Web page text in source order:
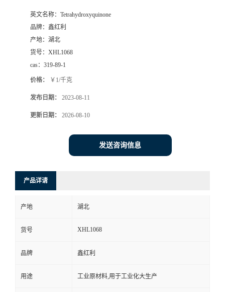
英文名称： Tetrahydroxyquinone
品牌： 鑫红利
产地： 湖北
货号： XHL1068
cas： 319-89-1
价格： ￥1/千克
发布日期： 2023-08-11
更新日期： 2026-08-10
发送咨询信息
产品详请
产地 湖北
货号 XHL1068
品牌 鑫红利
用途 工业原材料,用于工业化大生产